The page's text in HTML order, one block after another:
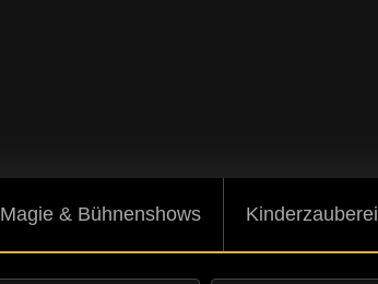
Magie & Bühnenshows Kinderzauberei